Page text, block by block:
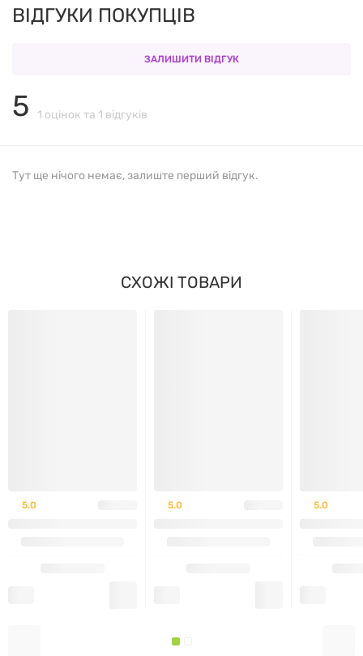
ВІДГУКИ ПОКУПЦІВ
ЗАЛИШИТИ ВІДГУК
5 1 оцінок та 1 відгуків
Тут ще нічого немає, залиште перший відгук.
СХОЖІ ТОВАРИ
5.0 5.0 5.0